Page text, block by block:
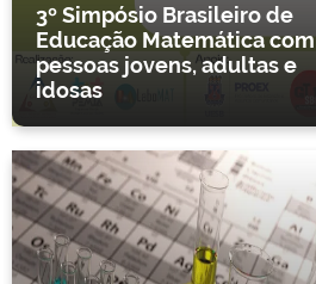
3º Simpósio Brasileiro de
Educação Matemática com
pessoas jovens, adultas e
idosas